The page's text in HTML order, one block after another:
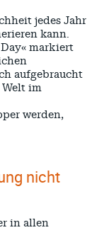
jedes Jahr
kann.
markiert
aufgebraucht
im
werden,
nicht
in allen